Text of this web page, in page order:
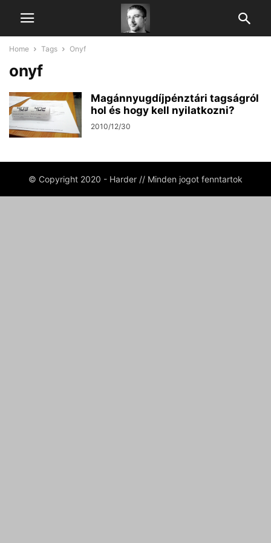
Home Tags Onyf
onyf
Magánnyugdíjpénztári tagságról
hol és hogy kell nyilatkozni?
2010/12/30
© Copyright 2020 - Harder // Minden jogot fenntartok